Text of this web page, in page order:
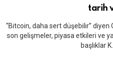
tarih
“Bitcoin, daha sert düşebilir”
son gelişmeler, piyasa etkileri ve
başlıklar